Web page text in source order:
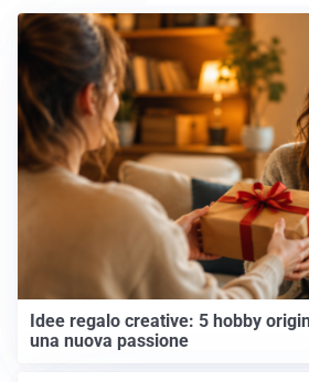
Idee regalo creative: 5 hobby
una nuova passione